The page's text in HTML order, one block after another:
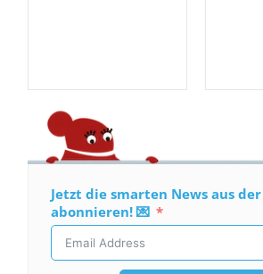
Jetzt die smarten News aus
abonnieren! 💌